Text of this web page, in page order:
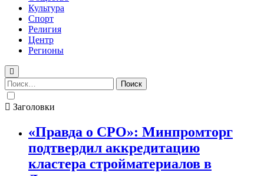
Культура
Спорт
Религия
Центр
Регионы
Найти:
Заголовки
«Правда о СРО»: Минпромторг
подтвердил аккредитацию
кластера стройматериалов в